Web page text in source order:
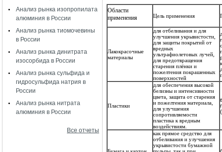
Анализ рынка изопропилата
алюминия в России
Анализ рынка тиомочевины
в России
Анализ рынка динитрата
изосорбида в России
Анализ рынка сульфида и
гидросульфида натрия в
России
Анализ рынка нитрата
алюминия в России
Все отчеты
Области
применения
Цель применения
Лакокрасочные
материалы
для отбеливания и для
улучшения укрывистости,
для защиты покрытий от
вредных
ультрафиолетовых лучей,
для предотвращения
старения плёнки и
пожелтения покрашенных
поверхностей
Пластики
для обеспечения высокой
белизны и интенсивности
цвета, защита от старения
и пожелтения материала,
для улучшения
сопротивляемости
пластика к вредным
воздействиям.
как прямое средство для
отбеливания и улучшения
укрывистости бумажной